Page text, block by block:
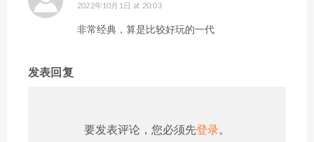
2022年10月1日 at 20:03
非常经典，算是比较好玩的一代
发表回复
要发表评论，您必须先登录。